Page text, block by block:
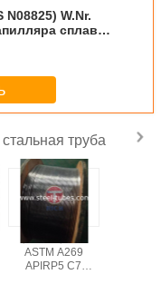
W.Nr.
сплава
труба
、 DNV、 GL
ASTM A269
APIRP5 C7